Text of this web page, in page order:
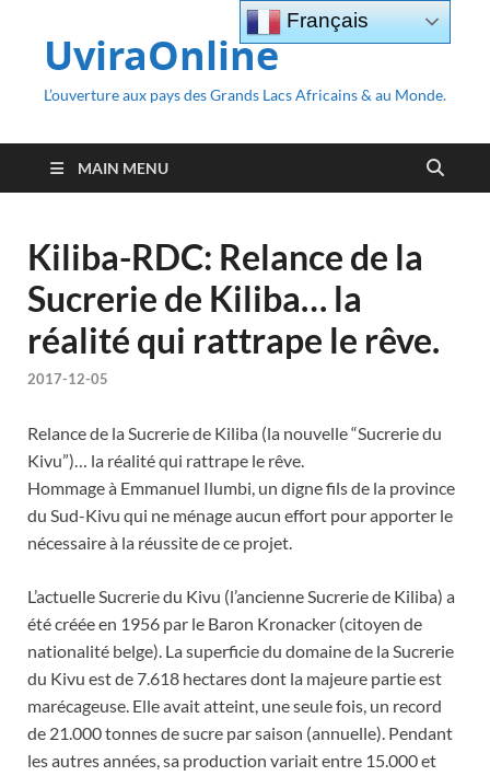
UviraOnline
L’ouverture aux pays des Grands Lacs Africains & au Monde.
MAIN MENU
Kiliba-RDC: Relance de la
Sucrerie de Kiliba… la
réalité qui rattrape le rêve.
2017-12-05
Relance de la Sucrerie de Kiliba (la nouvelle “Sucrerie du
Kivu”)… la réalité qui rattrape le rêve.
Hommage à Emmanuel Ilumbi, un digne fils de la province
du Sud-Kivu qui ne ménage aucun effort pour apporter le
nécessaire à la réussite de ce projet.
L’actuelle Sucrerie du Kivu (l’ancienne Sucrerie de Kiliba) a
été créée en 1956 par le Baron Kronacker (citoyen de
nationalité belge). La superficie du domaine de la Sucrerie
du Kivu est de 7.618 hectares dont la majeure partie est
marécageuse. Elle avait atteint, une seule fois, un record
de 21.000 tonnes de sucre par saison (annuelle). Pendant
les autres années, sa production variait entre 15.000 et
Français